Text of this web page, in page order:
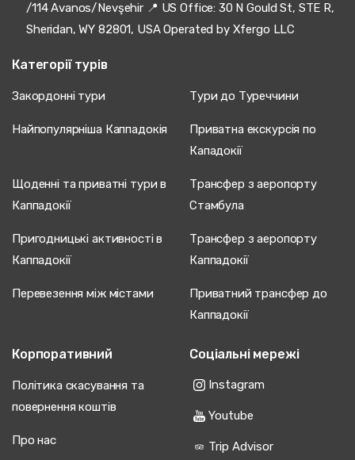
/114 Avanos/Nevşehir 📍 US Office: 30 N Gould St, STE R,
Sheridan, WY 82801, USA Operated by Xfergo LLC
Категорії турів
Закордонні тури Тури до Туреччини
Найпопулярніша Каппадокія
Приватна екскурсія по
Кападокії
Щоденні та приватні тури в
Каппадокії
Трансфер з аеропорту
Стамбула
Пригодницькі активності в
Каппадокії
Трансфер з аеропорту
Каппадокії
Перевезення між містами
Приватний трансфер до
Каппадокії
Корпоративний
Політика скасування та
повернення коштів
Про нас
Соціальні мережі
Instagram
Youtube
Trip Advisor